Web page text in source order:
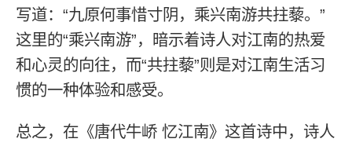
写道：“九原何事惜寸阴，乘兴南游共拄藜。”
这里的“乘兴南游”，暗示着诗人对江南的热爱
和心灵的向往，而“共拄藜”则是对江南生活习
惯的一种体验和感受。
总之，在《唐代牛峤 忆江南》这首诗中，诗人